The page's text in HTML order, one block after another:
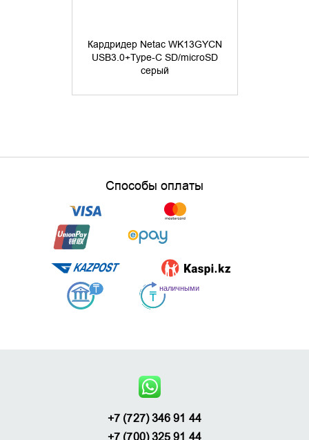
Кардридер Netac WK13GYCN
USB3.0+Type-C SD/microSD
серый
Способы оплаты
+7 (727) 346 91 44